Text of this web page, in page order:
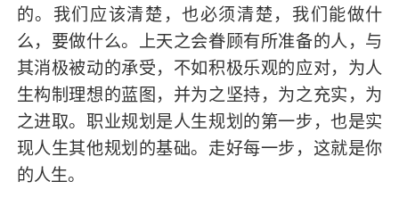
的。我们应该清楚，也必须清楚，我们能做什
么，要做什么。上天之会眷顾有所准备的人，与
其消极被动的承受，不如积极乐观的应对，为人
生构制理想的蓝图，并为之坚持，为之充实，为
之进取。职业规划是人生规划的第一步，也是实
现人生其他规划的基础。走好每一步，这就是你
的人生。